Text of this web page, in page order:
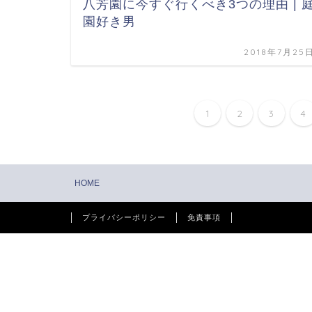
八芳園に今すぐ行くべき3つの理由 |
園好き男
2018年7月25日
1 2 3 4
HOME
プライバシーポリシー 免責事項